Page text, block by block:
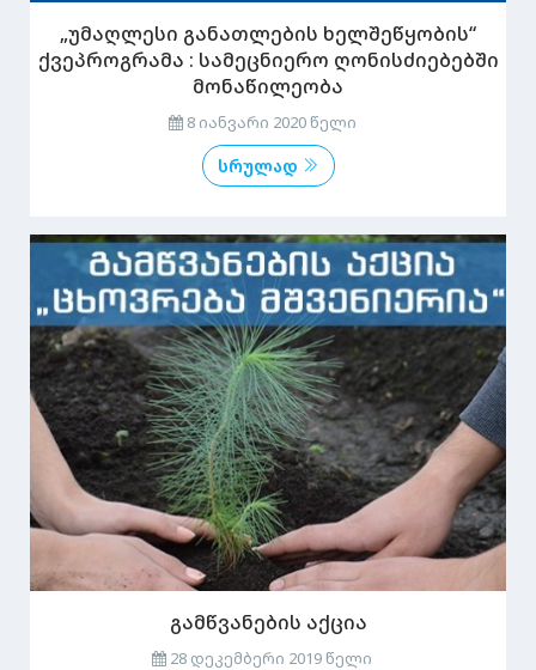
„უმაღლესი განათლების ხელშეწყობის“
ქვეპროგრამა : სამეცნიერო ღონისძიებებში
მონაწილეობა
8 იანვარი 2020 წელი
სრულად
გამწვანების აქცია
28 დეკემბერი 2019 წელი